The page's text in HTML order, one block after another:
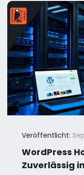
Veröffentlicht:
WordPress
Zuverlässig in